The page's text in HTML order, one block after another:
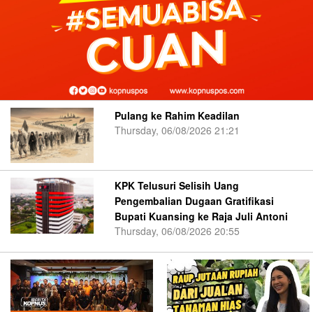
Pulang ke Rahim Keadilan
Thursday, 06/08/2026 21:21
KPK Telusuri Selisih Uang
Pengembalian Dugaan Gratifikasi
Bupati Kuansing ke Raja Juli Antoni
Thursday, 06/08/2026 20:55